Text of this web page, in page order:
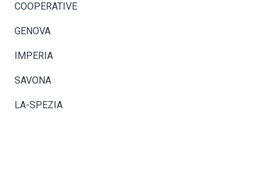
COOPERATIVE
GENOVA
IMPERIA
SAVONA
LA-SPEZIA